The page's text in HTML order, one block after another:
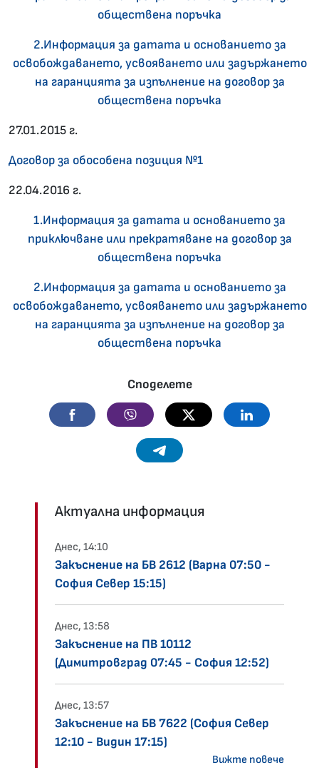
обществена поръчка
2.Информация за датата и основанието за
освобождаването, усвояването или задържането
на гаранцията за изпълнение на договор за
обществена поръчка
27.01.2015 г.
Договор за обособена позиция №1
22.04.2016 г.
1.Информация за датата и основанието за
приключване или прекратяване на договор за
обществена поръчка
2.Информация за датата и основанието за
освобождаването, усвояването или задържането
на гаранцията за изпълнение на договор за
обществена поръчка
Споделете
Facebook Viber Twitter Linkedin
Telegram
Актуална информация
Днес, 14:10
Закъснение на БВ 2612 (Варна 07:50 -
София Север 15:15)
Днес, 13:58
Закъснение на ПВ 10112
(Димитровград 07:45 - София 12:52)
Днес, 13:57
Закъснение на БВ 7622 (София Север
12:10 - Видин 17:15)
Вижте повече